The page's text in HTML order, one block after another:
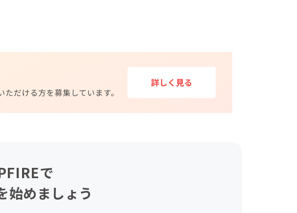
で
始めましょう